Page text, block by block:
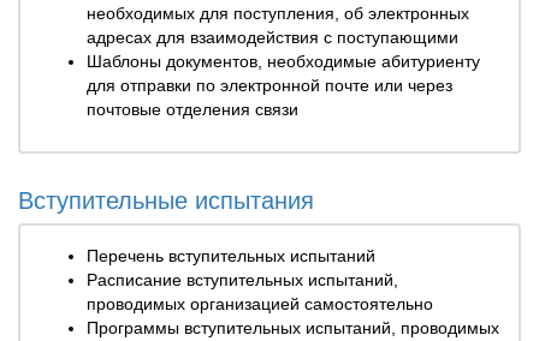
необходимых для поступления, об электронных
адресах для взаимодействия с поступающими
Шаблоны документов, необходимые абитуриенту
для отправки по электронной почте или через
почтовые отделения связи
Вступительные испытания
Перечень вступительных испытаний
Расписание вступительных испытаний,
проводимых организацией самостоятельно
Программы вступительных испытаний, проводимых